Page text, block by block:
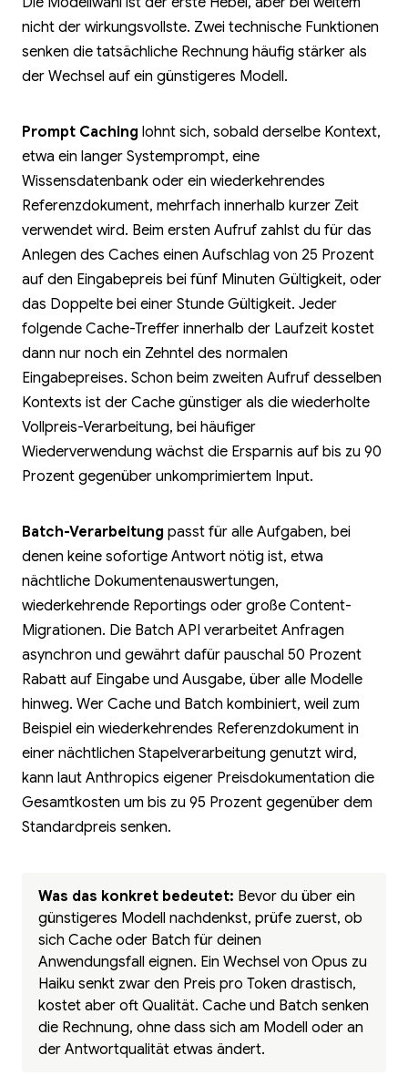
nicht der wirkungsvollste. Zwei technische Funktionen
senken die tatsächliche Rechnung häufig stärker als
der Wechsel auf ein günstigeres Modell.
Prompt Caching lohnt sich, sobald derselbe Kontext,
etwa ein langer Systemprompt, eine
Wissensdatenbank oder ein wiederkehrendes
Referenzdokument, mehrfach innerhalb kurzer Zeit
verwendet wird. Beim ersten Aufruf zahlst du für das
Anlegen des Caches einen Aufschlag von 25 Prozent
auf den Eingabepreis bei fünf Minuten Gültigkeit, oder
das Doppelte bei einer Stunde Gültigkeit. Jeder
folgende Cache-Treffer innerhalb der Laufzeit kostet
dann nur noch ein Zehntel des normalen
Eingabepreises. Schon beim zweiten Aufruf desselben
Kontexts ist der Cache günstiger als die wiederholte
Vollpreis-Verarbeitung, bei häufiger
Wiederverwendung wächst die Ersparnis auf bis zu 90
Prozent gegenüber unkomprimiertem Input.
Batch-Verarbeitung passt für alle Aufgaben, bei
denen keine sofortige Antwort nötig ist, etwa
nächtliche Dokumentenauswertungen,
wiederkehrende Reportings oder große Content-
Migrationen. Die Batch API verarbeitet Anfragen
asynchron und gewährt dafür pauschal 50 Prozent
Rabatt auf Eingabe und Ausgabe, über alle Modelle
hinweg. Wer Cache und Batch kombiniert, weil zum
Beispiel ein wiederkehrendes Referenzdokument in
einer nächtlichen Stapelverarbeitung genutzt wird,
kann laut Anthropics eigener Preisdokumentation die
Gesamtkosten um bis zu 95 Prozent gegenüber dem
Standardpreis senken.
Was das konkret bedeutet: Bevor du über ein
günstigeres Modell nachdenkst, prüfe zuerst, ob
sich Cache oder Batch für deinen
Anwendungsfall eignen. Ein Wechsel von Opus zu
Haiku senkt zwar den Preis pro Token drastisch,
kostet aber oft Qualität. Cache und Batch senken
die Rechnung, ohne dass sich am Modell oder an
der Antwortqualität etwas ändert.